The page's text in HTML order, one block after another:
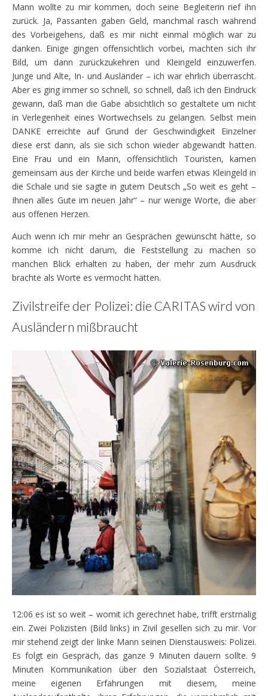
Mann wollte zu mir kommen, doch seine Begleiterin rief ihn
zurück. Ja, Passanten gaben Geld, manchmal rasch während
des Vorbeigehens, daß es mir nicht einmal möglich war zu
danken. Einige gingen offensichtlich vorbei, machten sich ihr
Bild, um dann zurückzukehren und Kleingeld einzuwerfen.
Junge und Alte, In- und Ausländer – ich war ehrlich überrascht.
Aber es ging immer so schnell, so schnell, daß ich den Eindruck
gewann, daß man die Gabe absichtlich so gestaltete um nicht
in Verlegenheit eines Wortwechsels zu gelangen. Selbst mein
DANKE erreichte auf Grund der Geschwindigkeit Einzelner
diese erst dann, als sie sich schon wieder abgewandt hatten.
Eine Frau und ein Mann, offensichtlich Touristen, kamen
gemeinsam aus der Kirche und beide warfen etwas Kleingeld in
die Schale und sie sagte in gutem Deutsch „So weit es geht –
Ihnen alles Gute im neuen Jahr“ – nur wenige Worte, die aber
aus offenen Herzen.
Auch wenn ich mir mehr an Gesprächen gewünscht hätte, so
komme ich nicht darum, die Feststellung zu machen so
manchen Blick erhalten zu haben, der mehr zum Ausdruck
brachte als Worte es vermocht hätten.
Zivilstreife der Polizei: die CARITAS wird von
Ausländern mißbraucht
12:06 es ist so weit – womit ich gerechnet habe, trifft erstmalig
ein. Zwei Polizisten (Bild links) in Zivil gesellen sich zu mir. Vor
mir stehend zeigt der linke Mann seinen Dienstausweis: Polizei.
Es folgt ein Gespräch, das ganze 9 Minuten dauern sollte. 9
Minuten Kommunikation über den Sozialstaat Österreich,
meine eigenen Erfahrungen mit diesem, meine